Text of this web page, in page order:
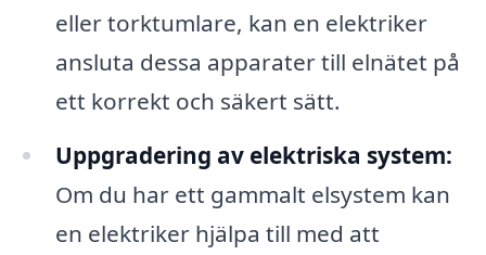
eller torktumlare, kan en elektriker
ansluta dessa apparater till elnätet på
ett korrekt och säkert sätt.
Uppgradering av elektriska system:
Om du har ett gammalt elsystem kan
en elektriker hjälpa till med att